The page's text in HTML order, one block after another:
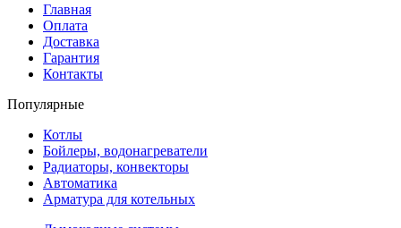
Главная
Оплата
Доставка
Гарантия
Контакты
Популярные
Котлы
Бойлеры, водонагреватели
Радиаторы, конвекторы
Автоматика
Арматура для котельных